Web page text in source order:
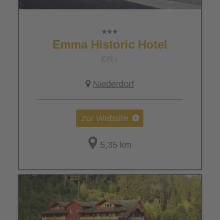
Emma Historic Hotel
CIN +
Niederdorf
zur Website
5,35 km